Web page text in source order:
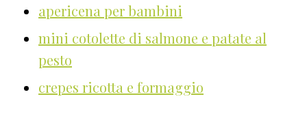
apericena per bambini
mini cotolette di salmone e patate al
pesto
crepes ricotta e formaggio